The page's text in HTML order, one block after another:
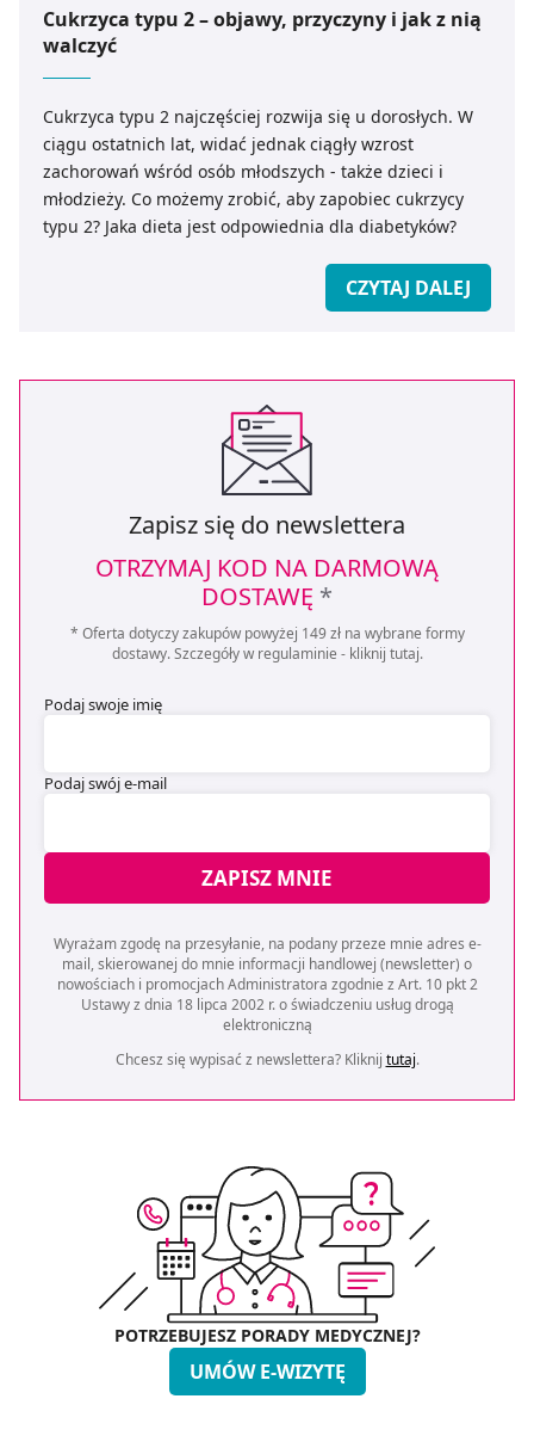
Cukrzyca typu 2 – objawy, przyczyny i jak z nią
walczyć
Cukrzyca typu 2 najczęściej rozwija się u dorosłych. W
ciągu ostatnich lat, widać jednak ciągły wzrost
zachorowań wśród osób młodszych - także dzieci i
młodzieży. Co możemy zrobić, aby zapobiec cukrzycy
typu 2? Jaka dieta jest odpowiednia dla diabetyków?
CZYTAJ DALEJ
Zapisz się do newslettera
OTRZYMAJ KOD NA DARMOWĄ
DOSTAWĘ *
* Oferta dotyczy zakupów powyżej 149 zł na wybrane formy
dostawy. Szczegóły w regulaminie - kliknij tutaj.
Podaj swoje imię
Podaj swój e-mail
ZAPISZ MNIE
Wyrażam zgodę na przesyłanie, na podany przeze mnie adres e-
mail, skierowanej do mnie informacji handlowej (newsletter) o
nowościach i promocjach Administratora zgodnie z Art. 10 pkt 2
Ustawy z dnia 18 lipca 2002 r. o świadczeniu usług drogą
elektroniczną
Chcesz się wypisać z newslettera? Kliknij tutaj.
POTRZEBUJESZ PORADY MEDYCZNEJ?
UMÓW E-WIZYTĘ